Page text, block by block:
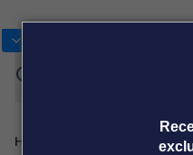
Home Produtos e soluções